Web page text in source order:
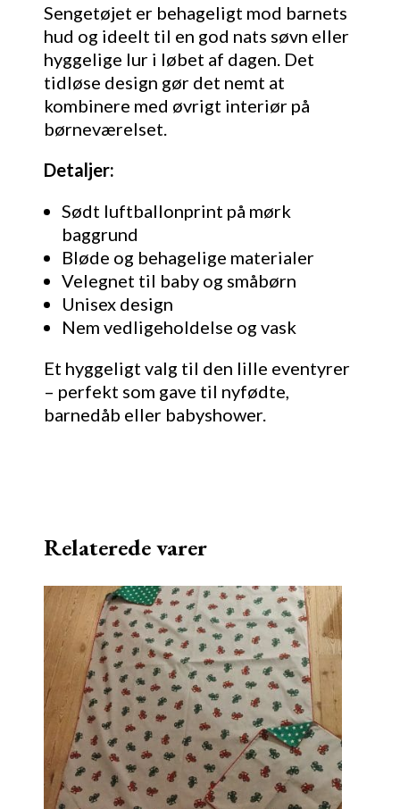
Sengetøjet er behageligt mod barnets
hud og ideelt til en god nats søvn eller
hyggelige lur i løbet af dagen. Det
tidløse design gør det nemt at
kombinere med øvrigt interiør på
børneværelset.
Detaljer:
Sødt luftballonprint på mørk
baggrund
Bløde og behagelige materialer
Velegnet til baby og småbørn
Unisex design
Nem vedligeholdelse og vask
Et hyggeligt valg til den lille eventyrer
– perfekt som gave til nyfødte,
barnedåb eller babyshower.
Relaterede varer